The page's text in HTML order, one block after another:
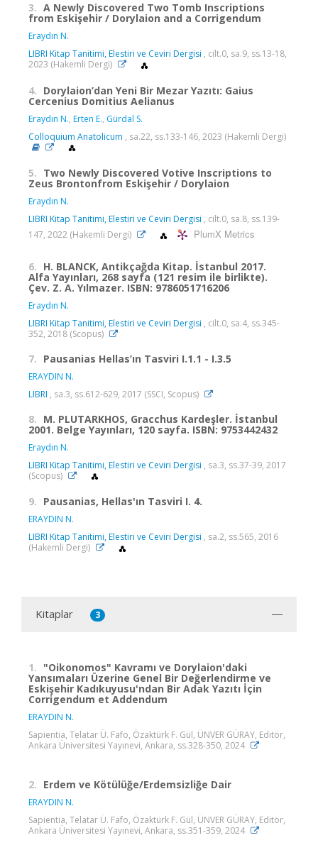
3. A Newly Discovered Two Tomb Inscriptions
from Eskişehir / Dorylaion and a Corrigendum
Eraydın N.
LIBRI Kitap Tanitimi, Elestiri ve Ceviri Dergisi , cilt.0, sa.9, ss.13-18,
2023 (Hakemli Dergi)
4. Dorylaion’dan Yeni Bir Mezar Yazıtı: Gaius
Cercenius Domitius Aelianus
Eraydın N., Erten E., Gürdal S.
Colloquium Anatolicum , sa.22, ss.133-146, 2023 (Hakemli Dergi)
5. Two Newly Discovered Votive Inscriptions to
Zeus Brontonfrom Eskişehir / Dorylaion
Eraydın N.
LIBRI Kitap Tanitimi, Elestiri ve Ceviri Dergisi , cilt.0, sa.8, ss.139-
147, 2022 (Hakemli Dergi)
PlumX Metrics
6. H. BLANCK, Antikçağda Kitap. İstanbul 2017.
Alfa Yayınları, 268 sayfa (121 resim ile birlikte).
Çev. Z. A. Yılmazer. ISBN: 9786051716206
Eraydın N.
LIBRI Kitap Tanitimi, Elestiri ve Ceviri Dergisi , cilt.0, sa.4, ss.345-
352, 2018 (Scopus)
7. Pausanias Hellas’ın Tasviri I.1.1 - I.3.5
ERAYDIN N.
LIBRI , sa.3, ss.612-629, 2017 (SSCI, Scopus)
8. M. PLUTARKHOS, Gracchus Kardeşler. İstanbul
2001. Belge Yayınları, 120 sayfa. ISBN: 9753442432
Eraydın N.
LIBRI Kitap Tanitimi, Elestiri ve Ceviri Dergisi , sa.3, ss.37-39, 2017
(Scopus)
9. Pausanias, Hellas'ın Tasviri I. 4.
ERAYDIN N.
LIBRI Kitap Tanitimi, Elestiri ve Ceviri Dergisi , sa.2, ss.565, 2016
(Hakemli Dergi)
Kitaplar 3
1. "Oikonomos" Kavramı ve Dorylaion'daki
Yansımaları Üzerine Genel Bir Değerlendirme ve
Eskişehir Kadıkuyusu'ndan Bir Adak Yazıtı İçin
Corrigendum et Addendum
ERAYDIN N.
Sapientia, Telatar Ü. Fafo, Özaktürk F. Gül, ÜNVER GÜRAY, Editör,
Ankara Üniversitesi Yayınevi, Ankara, ss.328-350, 2024
2. Erdem ve Kötülüğe/Erdemsizliğe Dair
ERAYDIN N.
Sapientia, Telatar Ü. Fafo, Özaktürk F. Gül, ÜNVER GÜRAY, Editör,
Ankara Üniversitesi Yayınevi, Ankara, ss.351-359, 2024